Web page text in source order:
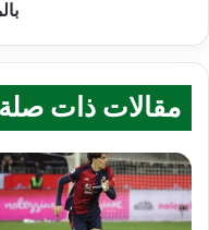
مقالات ذات صلة